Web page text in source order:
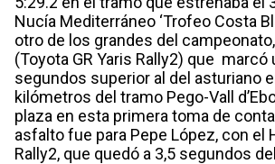
Nucía Mediterráneo ‘Trofeo Costa
otro de los grandes del
(Toyota GR Yaris Rally2) que marcó
segundos superior al del asturiano
kilómetros del tramo Pego-Vall
plaza en esta primera toma de
asfalto fue para Pepe López, con el
Rally2, que quedó a 3,5 segundos